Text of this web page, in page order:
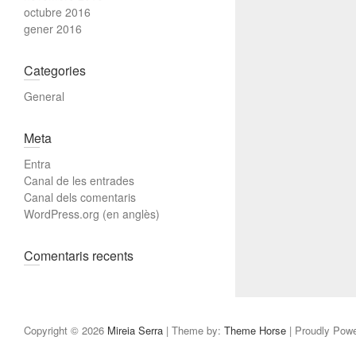
octubre 2016
gener 2016
Categories
General
Meta
Entra
Canal de les entrades
Canal dels comentaris
WordPress.org (en anglès)
Comentaris recents
Copyright © 2026 Mireia Serra | Theme by: Theme Horse | Proudly